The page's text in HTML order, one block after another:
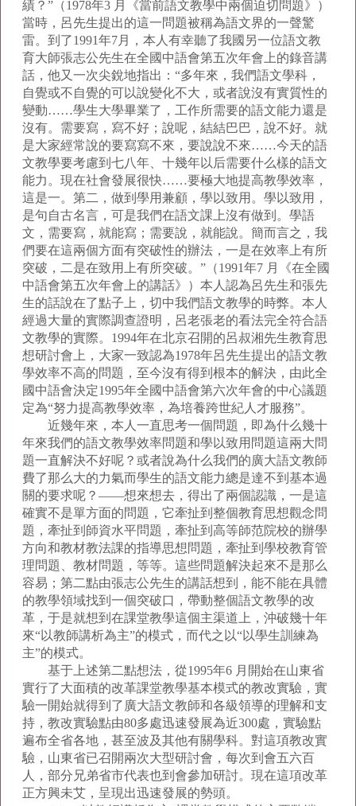
績？”（1978年3 月《當前語文教學中兩個迫切問題》）
當時，呂先生提出的這一問題被稱為語文界的一聲驚
雷。到了1991年7月，本人有幸聽了我國另一位語文教
育大師張志公先生在全國中語會第五次年會上的錄音講
話，他又一次尖銳地指出：“多年來，我們語文學科，
自覺或不自覺的可以說變化不大，或者說沒有實質性的
變動……學生大學畢業了，工作所需要的語文能力還是
沒有。需要寫，寫不好；說呢，結結巴巴，說不好。就
是大家經常說的要寫寫不來，要說說不來……今天的語
文教學要考慮到七八年、十幾年以后需要什么樣的語文
能力。現在社會發展很快……要極大地提高教學效率，
這是一。第二，做到學用兼顧，學以致用。學以致用，
是句自古名言，可是我們在語文課上沒有做到。學語
文，需要寫，就能寫；需要說，就能說。簡而言之，我
們要在這兩個方面有突破性的辦法，一是在效率上有所
突破，二是在致用上有所突破。”（1991年7 月《在全國
中語會第五次年會上的講話》）本人認為呂先生和張先
生的話說在了點子上，切中我們語文教學的時弊。本人
經過大量的實際調查證明，呂老張老的看法完全符合語
文教學的實際。1994年在北京召開的呂叔湘先生教育思
想研討會上，大家一致認為1978年呂先生提出的語文教
學效率不高的問題，至今沒有得到根本的解決，由此全
國中語會決定1995年全國中語會第六次年會的中心議題
定為“努力提高教學效率，為培養跨世紀人才服務”。
近幾年來，本人一直思考一個問題，即為什么幾十
年來我們的語文教學效率問題和學以致用問題這兩大問
題一直解決不好呢？或者說為什么我們的廣大語文教師
費了那么大的力氣而學生的語文能力總是達不到基本過
關的要求呢？——想來想去，得出了兩個認識，一是這
確實不是單方面的問題，它牽扯到整個教育思想觀念問
題，牽扯到師資水平問題，牽扯到高等師范院校的辦學
方向和教材教法課的指導思想問題，牽扯到學校教育管
理問題、教材問題，等等。這些問題解決起來不是那么
容易；第二點由張志公先生的講話想到，能不能在具體
的教學領域找到一個突破口，帶動整個語文教學的改
革，于是就想到在課堂教學這個主渠道上，沖破幾十年
來“以教師講析為主”的模式，而代之以“以學生訓練為
主”的模式。
基于上述第二點想法，從1995年6 月開始在山東省
實行了大面積的改革課堂教學基本模式的教改實驗，實
驗一開始就得到了廣大語文教師和各級領導的理解和支
持，教改實驗點由80多處迅速發展為近300處，實驗點
遍布全省各地，甚至波及其他有關學科。對這項教改實
驗，山東省已召開兩次大型研討會，每次到會五六百
人，部分兄弟省市代表也到會參加研討。現在這項改革
正方興未艾，呈現出迅速發展的勢頭。